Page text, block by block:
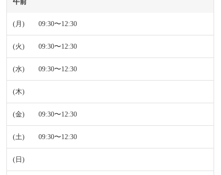
午前
09:30〜12:30
09:30〜12:30
09:30〜12:30
09:30〜12:30
09:30〜12:30